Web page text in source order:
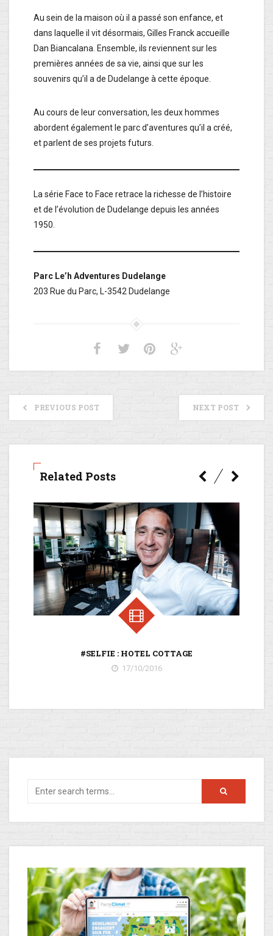
Au sein de la maison où il a passé son enfance, et
dans laquelle il vit désormais, Gilles Franck accueille
Dan Biancalana. Ensemble, ils reviennent sur les
premières années de sa vie, ainsi que sur les
souvenirs qu’il a de Dudelange à cette époque.
Au cours de leur conversation, les deux hommes
abordent également le parc d’aventures qu’il a créé,
et parlent de ses projets futurs.
La série Face to Face retrace la richesse de l’histoire
et de l’évolution de Dudelange depuis les années
1950.
Parc Le’h Adventures Dudelange
203 Rue du Parc, L-3542 Dudelange
PREVIOUS POST NEXT POST
Related Posts
#SELFIE : HOTEL COTTAGE
17/10/2016